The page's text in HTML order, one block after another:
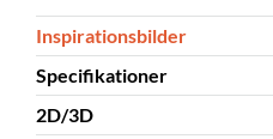
Inspirationsbilder
Specifikationer
Bredd
2D/3D